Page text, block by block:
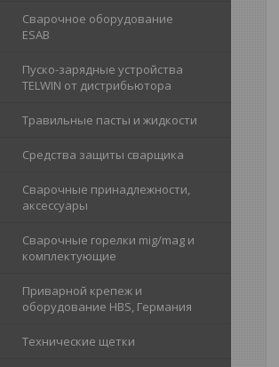
Сварочное оборудование
ESAB
Пуско-зарядные устройства
TELWIN от дистрибьютора
Травильные пасты и жидкости
Средства защиты сварщика
Сварочные принадлежности,
аксессуары
Сварочные горелки mig/mag и
комплектующие
Приварной крепеж и
оборудование HBS, Германия
Технические щетки